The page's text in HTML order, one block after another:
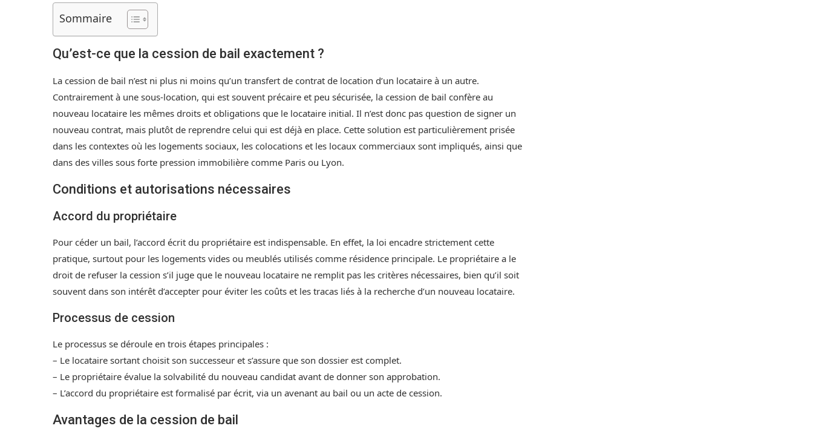
Sommaire
Qu’est-ce que la cession de bail exactement ?
La cession de bail n’est ni plus ni moins qu’un transfert de contrat de location d’un locataire à un autre.
Contrairement à une sous-location, qui est souvent précaire et peu sécurisée, la cession de bail confère au
nouveau locataire les mêmes droits et obligations que le locataire initial. Il n’est donc pas question de signer un
nouveau contrat, mais plutôt de reprendre celui qui est déjà en place. Cette solution est particulièrement prisée
dans les contextes où les logements sociaux, les colocations et les locaux commerciaux sont impliqués, ainsi que
dans des villes sous forte pression immobilière comme Paris ou Lyon.
Conditions et autorisations nécessaires
Accord du propriétaire
Pour céder un bail, l’accord écrit du propriétaire est indispensable. En effet, la loi encadre strictement cette
pratique, surtout pour les logements vides ou meublés utilisés comme résidence principale. Le propriétaire a le
droit de refuser la cession s’il juge que le nouveau locataire ne remplit pas les critères nécessaires, bien qu’il soit
souvent dans son intérêt d’accepter pour éviter les coûts et les tracas liés à la recherche d’un nouveau locataire.
Processus de cession
Le processus se déroule en trois étapes principales :
– Le locataire sortant choisit son successeur et s’assure que son dossier est complet.
– Le propriétaire évalue la solvabilité du nouveau candidat avant de donner son approbation.
– L’accord du propriétaire est formalisé par écrit, via un avenant au bail ou un acte de cession.
Avantages de la cession de bail